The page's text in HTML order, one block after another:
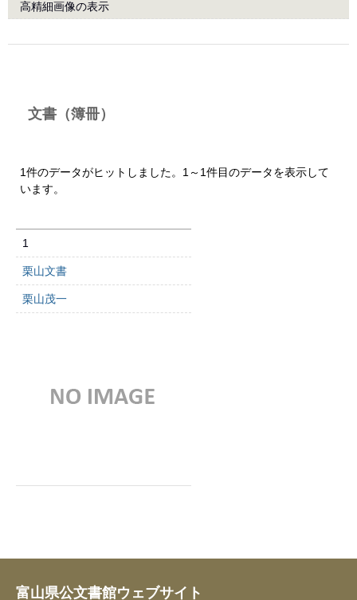
高精細画像の表示
文書（簿冊）
1件のデータがヒットしました。1～1件目のデータを表示して
います。
1
栗山文書
栗山茂一
富山県公文書館ウェブサイト